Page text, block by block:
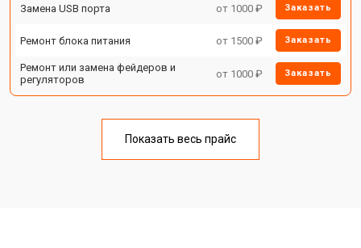
Замена USB порта от 1000 ₽ Заказать
Ремонт блока питания от 1500 ₽ Заказать
Ремонт или замена фейдеров и
регуляторов
от 1000 ₽ Заказать
Показать весь прайс